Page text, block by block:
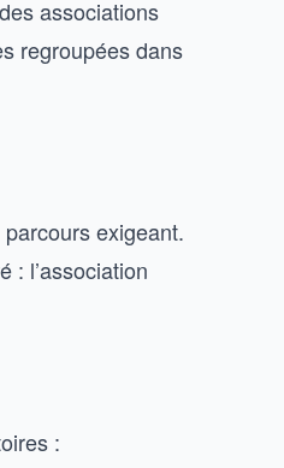
associations
regroupées dans
exigeant.
: l’association
: